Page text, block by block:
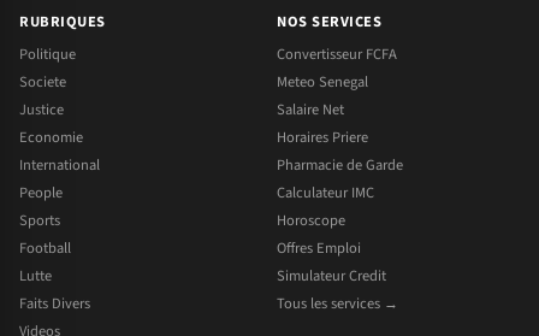
RUBRIQUES
Politique
Societe
Justice
Economie
International
People
Sports
Football
Lutte
Faits Divers
Videos
NOS SERVICES
Convertisseur FCFA
Meteo Senegal
Salaire Net
Horaires Priere
Pharmacie de Garde
Calculateur IMC
Horoscope
Offres Emploi
Simulateur Credit
Tous les services →